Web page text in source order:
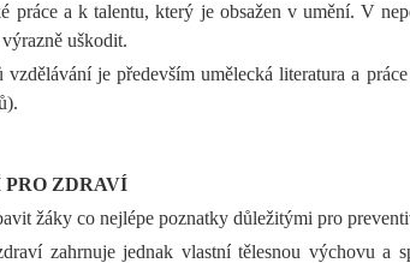
práce a k talentu, který je obsažen v umění. V
uškodit.
vzdělávání je především umělecká literatura a
ZDRAVÍ
žáky co nejlépe poznatky důležitými pro
zahrnuje jednak vlastní tělesnou výchovu a